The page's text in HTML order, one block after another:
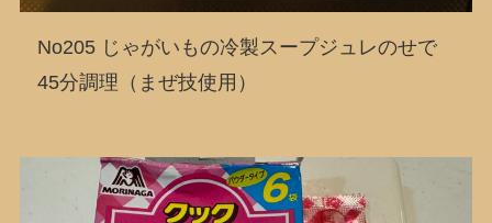
No205 じゃがいもの冷製スープジュレのせで
45分調理（まぜ技使用）